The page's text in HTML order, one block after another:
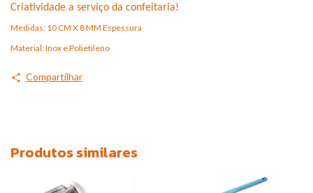
Criatividade a serviço da confeitaria!
Medidas: 10 CM X 8 MM Espessura
Material: Inox e Polietileno
Compartilhar
Produtos similares